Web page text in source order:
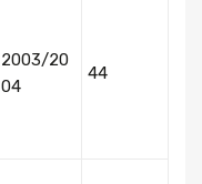
2003/20
04
44